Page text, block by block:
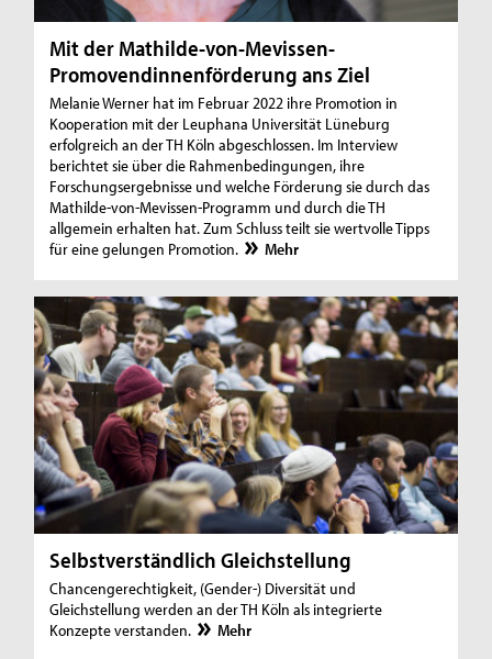
Mit der Mathilde-von-Mevissen-
Promovendinnenförderung ans Ziel
Melanie Werner hat im Februar 2022 ihre Promotion in
Kooperation mit der Leuphana Universität Lüneburg
erfolgreich an der TH Köln abgeschlossen. Im Interview
berichtet sie über die Rahmenbedingungen, ihre
Forschungsergebnisse und welche Förderung sie durch das
Mathilde-von-Mevissen-Programm und durch die TH
allgemein erhalten hat. Zum Schluss teilt sie wertvolle Tipps
für eine gelungen Promotion.
Mehr
Selbstverständlich Gleichstellung
Chancengerechtigkeit, (Gender-) Diversität und
Gleichstellung werden an der TH Köln als integrierte
Konzepte verstanden.
Mehr